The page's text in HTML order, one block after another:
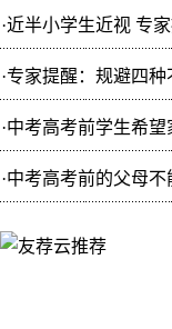
·近半小学生近视 专
·专家提醒：规避四
·中考高考前学生希
·中考高考前的父母不